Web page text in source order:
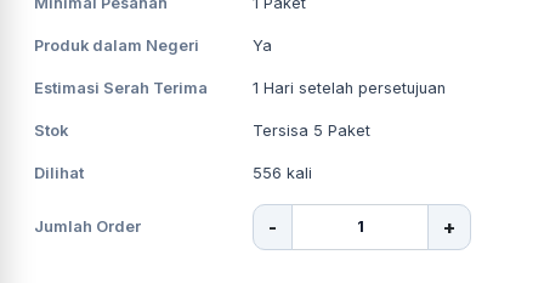
Produk dalam Negeri Ya
Estimasi Serah Terima 1 Hari setelah persetujuan
Stok Tersisa 5 Paket
Dilihat 556 kali
Jumlah Order - +